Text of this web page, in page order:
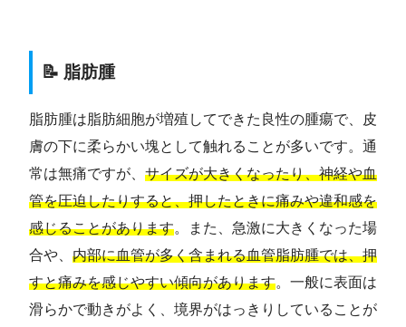
📝 脂肪腫
脂肪腫は脂肪細胞が増殖してできた良性の腫瘍で、皮
膚の下に柔らかい塊として触れることが多いです。通
常は無痛ですが、 サイズが大きくなったり、神経や血
管を圧迫したりすると、押したときに痛みや違和感を
感じることがあります。また、急激に大きくなった場
合や、 内部に血管が多く含まれる血管脂肪腫では、押
すと痛みを感じやすい傾向があります。一般に表面は
滑らかで動きがよく、境界がはっきりしていることが